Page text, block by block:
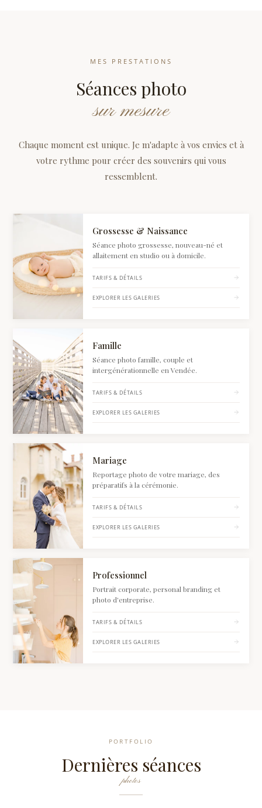
MES PRESTATIONS
Séances photo
sur mesure
Chaque moment est unique. Je m'adapte à vos envies et à
votre rythme pour créer des souvenirs qui vous
ressemblent.
Grossesse & Naissance
Séance photo grossesse, nouveau-né et
allaitement en studio ou à domicile.
TARIFS & DÉTAILS
EXPLORER LES GALERIES
Voir Famille : tarifs et détails
Famille
Séance photo famille, couple et
intergénérationnelle en Vendée.
TARIFS & DÉTAILS
EXPLORER LES GALERIES
Voir Mariage : tarifs et détails
Mariage
Reportage photo de votre mariage, des
préparatifs à la cérémonie.
TARIFS & DÉTAILS
EXPLORER LES GALERIES
Voir Professionnel : tarifs et détails
Professionnel
Portrait corporate, personal branding et
photo d'entreprise.
TARIFS & DÉTAILS
EXPLORER LES GALERIES
PORTFOLIO
Dernières séances
photos